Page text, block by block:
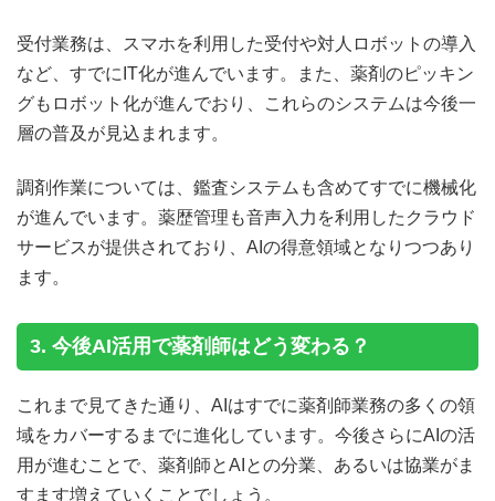
受付業務は、スマホを利用した受付や対人ロボットの導入
など、すでにIT化が進んでいます。また、薬剤のピッキン
グもロボット化が進んでおり、これらのシステムは今後一
層の普及が見込まれます。
調剤作業については、鑑査システムも含めてすでに機械化
が進んでいます。薬歴管理も音声入力を利用したクラウド
サービスが提供されており、AIの得意領域となりつつあり
ます。
3. 今後AI活用で薬剤師はどう変わる？
これまで見てきた通り、AIはすでに薬剤師業務の多くの領
域をカバーするまでに進化しています。今後さらにAIの活
用が進むことで、薬剤師とAIとの分業、あるいは協業がま
すます増えていくことでしょう。